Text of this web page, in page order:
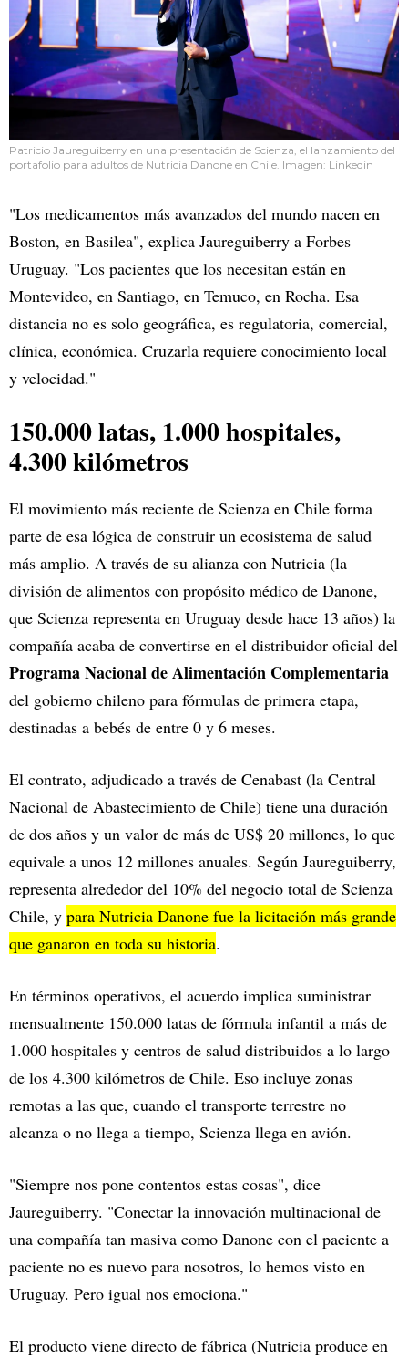
Patricio Jaureguiberry en una presentación de Scienza, el lanzamiento del
portafolio para adultos de Nutricia Danone en Chile. Imagen: Linkedin
"Los medicamentos más avanzados del mundo nacen en
Boston, en Basilea", explica Jaureguiberry a Forbes
Uruguay. "Los pacientes que los necesitan están en
Montevideo, en Santiago, en Temuco, en Rocha. Esa
distancia no es solo geográfica, es regulatoria, comercial,
clínica, económica. Cruzarla requiere conocimiento local
y velocidad."
150.000 latas, 1.000 hospitales,
4.300 kilómetros
El movimiento más reciente de Scienza en Chile forma
parte de esa lógica de construir un ecosistema de salud
más amplio. A través de su alianza con Nutricia (la
división de alimentos con propósito médico de Danone,
que Scienza representa en Uruguay desde hace 13 años) la
compañía acaba de convertirse en el distribuidor oficial del
Programa Nacional de Alimentación Complementaria
del gobierno chileno para fórmulas de primera etapa,
destinadas a bebés de entre 0 y 6 meses.
El contrato, adjudicado a través de Cenabast (la Central
Nacional de Abastecimiento de Chile) tiene una duración
de dos años y un valor de más de US$ 20 millones, lo que
equivale a unos 12 millones anuales. Según Jaureguiberry,
representa alrededor del 10% del negocio total de Scienza
Chile, y para Nutricia Danone fue la licitación más grande
que ganaron en toda su historia.
En términos operativos, el acuerdo implica suministrar
mensualmente 150.000 latas de fórmula infantil a más de
1.000 hospitales y centros de salud distribuidos a lo largo
de los 4.300 kilómetros de Chile. Eso incluye zonas
remotas a las que, cuando el transporte terrestre no
alcanza o no llega a tiempo, Scienza llega en avión.
"Siempre nos pone contentos estas cosas", dice
Jaureguiberry. "Conectar la innovación multinacional de
una compañía tan masiva como Danone con el paciente a
paciente no es nuevo para nosotros, lo hemos visto en
Uruguay. Pero igual nos emociona."
El producto viene directo de fábrica (Nutricia produce en